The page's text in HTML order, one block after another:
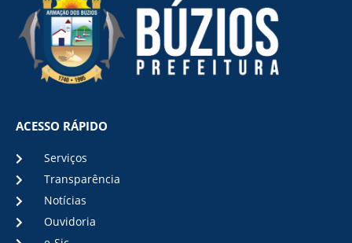
ACESSO RÁPIDO
Serviços
Transparência
Notícias
Ouvidoria